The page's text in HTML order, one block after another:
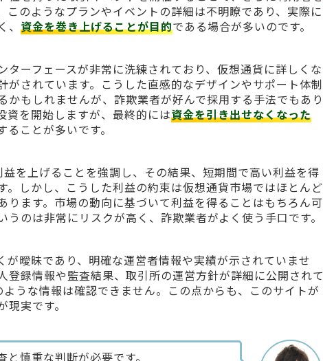
のようなプランやイベントの詳細は不明瞭であり、実際に
資金を巻き上げることが目的である場合が多いのです。
ターフェースが非常に洗練されており、仮想通貨に詳しくな
がされています。こうした直感的なデザインやサポート体制
もしれませんが、詐欺業者が好んで採用する手法でもあり
資を開始しますが、最終的には資金を引き出せなくなった
ことが多いです。
を上げることを強調し、その結果、短期間で高い利益を得
。しかし、こうした利益の約束は仮想通貨市場ではほとんど
ります。市場の動向に基づいて利益を得ることはもちろん可
のは非常にリスクが高く、詐欺業者がよく使う手口です。
曖昧であり、明確な運営者情報や実績が示されていませ
登録情報や監査結果、取引所の運営方針が詳細に公開されて
うな情報は確認できません。この点からも、このサイトが
現実です。
慎重な判断が必要です。